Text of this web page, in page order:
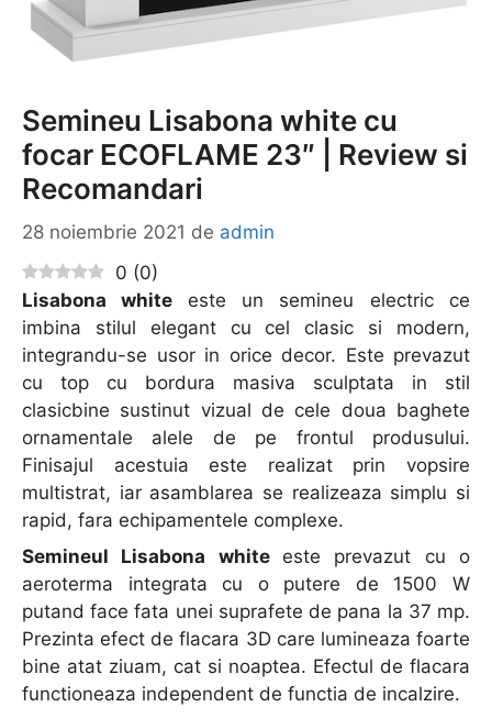
Semineu Lisabona white cu
focar ECOFLAME 23″ | Review si
Recomandari
28 noiembrie 2021 de admin
0 (0)
Lisabona white este un semineu electric ce
imbina stilul elegant cu cel clasic si modern,
integrandu-se usor in orice decor. Este prevazut
cu top cu bordura masiva sculptata in stil
clasicbine sustinut vizual de cele doua baghete
ornamentale alele de pe frontul produsului.
Finisajul acestuia este realizat prin vopsire
multistrat, iar asamblarea se realizeaza simplu si
rapid, fara echipamentele complexe.
Semineul Lisabona white este prevazut cu o
aeroterma integrata cu o putere de 1500 W
putand face fata unei suprafete de pana la 37 mp.
Prezinta efect de flacara 3D care lumineaza foarte
bine atat ziuam, cat si noaptea. Efectul de flacara
functioneaza independent de functia de incalzire.